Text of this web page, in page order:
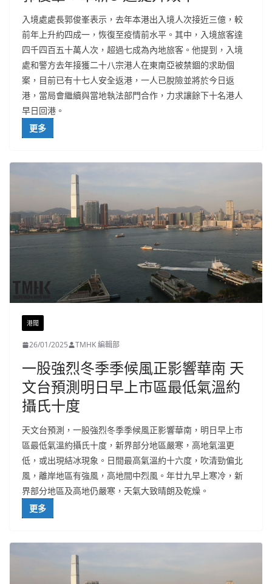
入境處處長郭俊峯表示，去年本港出入境人次接近三億，較
前年上升約四成一，恢復至疫情前水平。其中，入境旅客達
四千四百五十萬人次，超過七成為內地旅客。他提到，入境
處和警方去年接獲二十八宗港人在東南亞被禁錮的求助個
案，目前已有十七人安全返港，一人已脫險並將於今日返
港，當局會繼續與當地執法部門合作，力求讓餘下十名港人
早日回港。
更多
港聞
26/01/2025 TMHK 編輯部
一股強烈冬季季候風正影響華南 天
文台預測明日早上市區最低氣溫約
攝氏十度
天文台預測，一股強烈冬季季候風正影響華南，明日早上市
區最低氣溫約攝氏十度，新界部分地區嚴寒，高地氣溫更
低，或出現結冰現象。日間最高氣溫約十六度，吹清勁偏北
風，離岸地區有強風，高地間中烈風。年廿九早上寒冷，新
界部分地區及高地仍嚴寒，天氣大致晴朗及乾燥。
更多